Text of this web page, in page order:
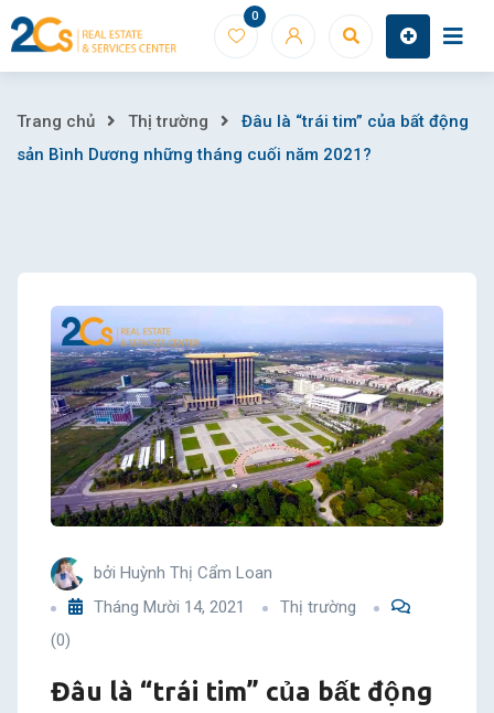
Skip
to
0
Đâu
tim”
của
bất
động
sản
Bình
Dương
những
tháng
Trang chủ Thị trường
Đâu là “trái tim” của bất động
sản Bình Dương những tháng cuối năm 2021?
bởi Huỳnh Thị Cẩm Loan
Tháng Mười 14, 2021
Thị trường
(0)
Đâu là “trái tim” của bất động